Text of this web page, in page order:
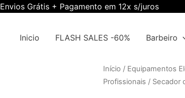
Envios Grátis + Pagamento em 12x s/juros
Inicio FLASH SALES -60% Barbeiro
Início / Equipamentos
Profissionais / Secador
O
preço
O
preço
Quantidade
de